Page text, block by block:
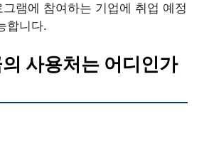
램에 참여하는 기업에 취업 예정
합니다.
사용처는 어디인가